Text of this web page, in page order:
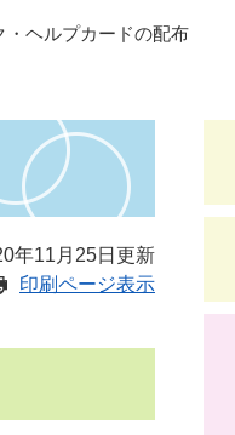
・ヘルプカードの配布
年11月25日更新
印刷ページ表示